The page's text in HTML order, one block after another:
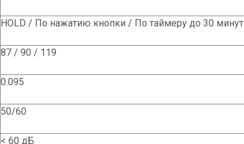
HOLD / По нажатию кнопки / По таймеру до 30 минут
87 / 90 / 119
0.095
50/60
< 60 дБ